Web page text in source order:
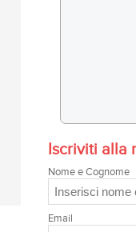
Iscriviti alla
Nome e Cognome
Email